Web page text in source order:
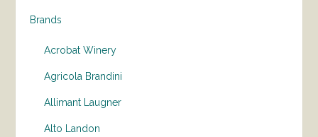
Brands
Acrobat Winery
Agricola Brandini
Allimant Laugner
Alto Landon